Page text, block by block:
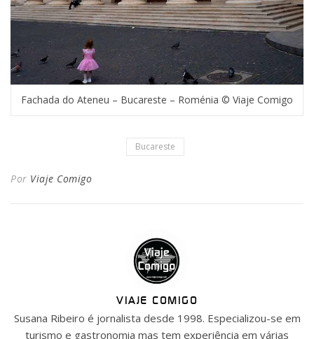
Fachada do Ateneu – Bucareste – Roménia © Viaje Comigo
Bucareste
Por Viaje Comigo
VIAJE COMIGO
Susana Ribeiro é jornalista desde 1998. Especializou-se em
turismo e gastronomia mas tem experiência em várias